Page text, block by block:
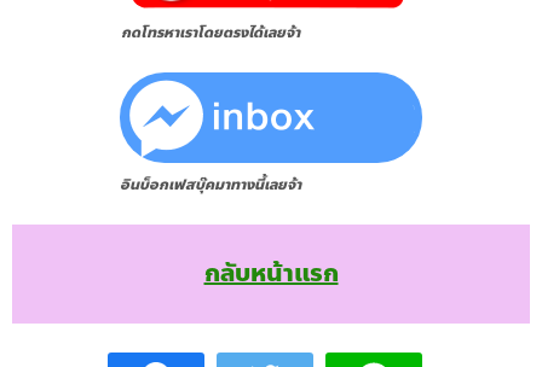
กดโทรหาเราโดยตรงได้เลยจ้า
อินบ็อกเฟสบุ๊คมาทางนี้เลยจ้า
กลับหน้าแรก